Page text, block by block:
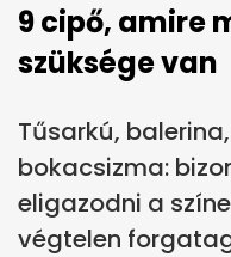
9 cipő, amire
szüksége van
Tűsarkú,
bokacsizma:
eligazodni a
végtelen